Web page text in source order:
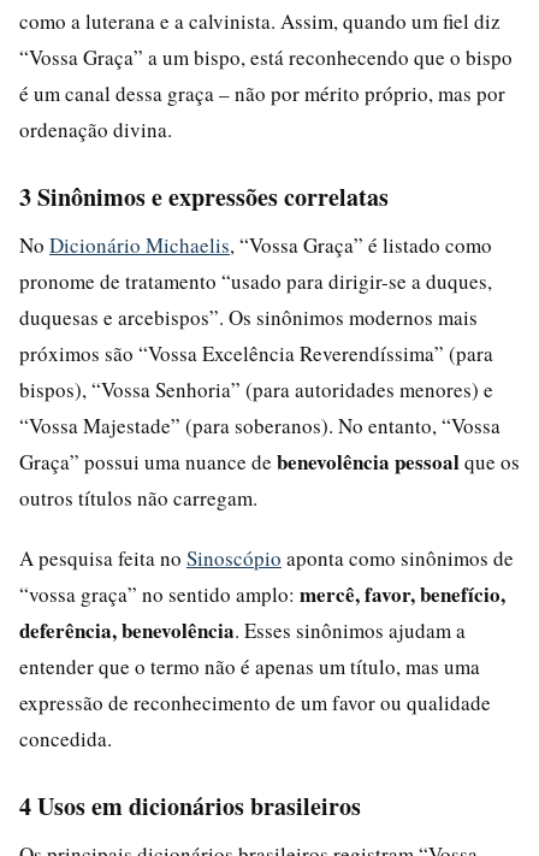
como a luterana e a calvinista. Assim, quando um fiel diz
“Vossa Graça” a um bispo, está reconhecendo que o bispo
é um canal dessa graça – não por mérito próprio, mas por
ordenação divina.
3 Sinônimos e expressões correlatas
No Dicionário Michaelis, “Vossa Graça” é listado como
pronome de tratamento “usado para dirigir-se a duques,
duquesas e arcebispos”. Os sinônimos modernos mais
próximos são “Vossa Excelência Reverendíssima” (para
bispos), “Vossa Senhoria” (para autoridades menores) e
“Vossa Majestade” (para soberanos). No entanto, “Vossa
Graça” possui uma nuance de benevolência pessoalque os
outros títulos não carregam.
A pesquisa feita no Sinoscópio aponta como sinônimos de
“vossa graça” no sentido amplo: mercê, favor, benefício,
deferência, benevolência. Esses sinônimos ajudam a
entender que o termo não é apenas um título, mas uma
expressão de reconhecimento de um favor ou qualidade
concedida.
4 Usos em dicionários brasileiros